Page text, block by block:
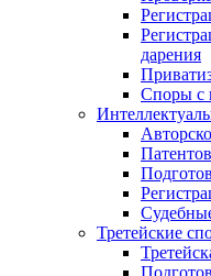
дарения
Cпоры с
Третейские